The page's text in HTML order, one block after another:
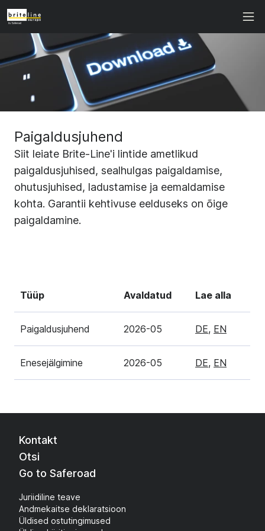
Paigaldusjuhend
Siit leiate Brite-Line'i lintide ametlikud
paigaldusjuhised, sealhulgas paigaldamise,
ohutusjuhised, ladustamise ja eemaldamise
kohta. Garantii kehtivuse eelduseks on õige
paigaldamine.
Tüüp Avaldatud Lae alla
Paigaldusjuhend 2026-05 DE, EN
Enesejälgimine 2026-05 DE, EN
Kontakt
Otsi
Go to Saferoad
Juriidiline teave
Andmekaitse deklaratsioon
Üldised ostutingimused